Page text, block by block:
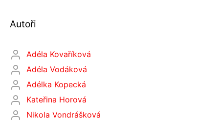
Autoři
Adéla Kovaříková
Adéla Vodáková
Adélka Kopecká
Kateřina Horová
Nikola Vondrášková